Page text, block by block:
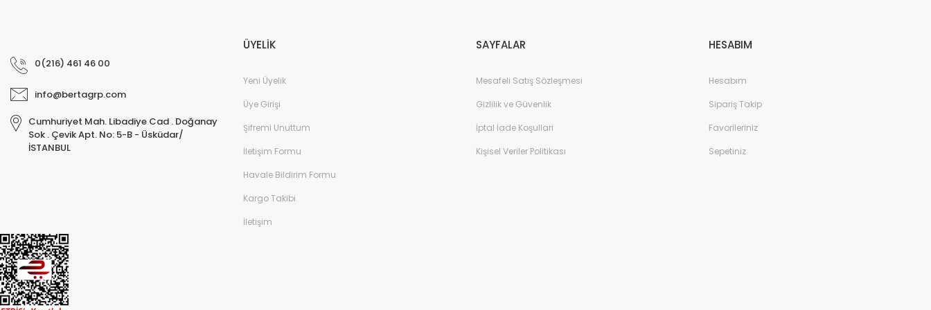
0(216) 461 46 00
info@bertagrp.com
Cumhuriyet Mah. Libadiye Cad . Doğanay
Sok . Çevik Apt. No: 5-B - Üsküdar/
İSTANBUL
ÜYELİK
Yeni Üyelik
Üye Girişi
Şifremi Unuttum
İletişim Formu
Havale Bildirim Formu
Kargo Takibi
İletişim
SAYFALAR
Mesafeli Satış Sözleşmesi
Gizlilik ve Güvenlik
İptal İade Koşullari
Kişisel Veriler Politikası
HESABIM
Hesabım
Sipariş Takip
Favorileriniz
Sepetiniz